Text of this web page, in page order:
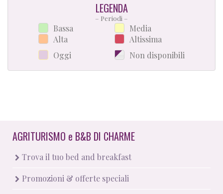
LEGENDA
– Periodi –
Bassa
Alta
Oggi
Media
Altissima
Non disponibili
AGRITURISMO e B&B DI CHARME
Trova il tuo bed and breakfast
Promozioni & offerte speciali